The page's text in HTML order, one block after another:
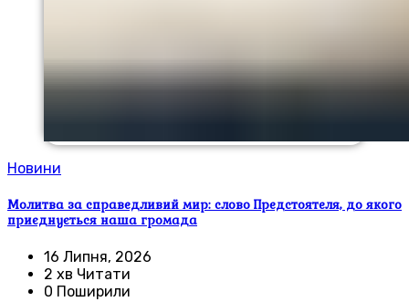
Новини
Молитва за справедливий мир: слово Предстоятеля, до якого
приєднується наша громада
16 Липня, 2026
2 хв Читати
0 Поширили